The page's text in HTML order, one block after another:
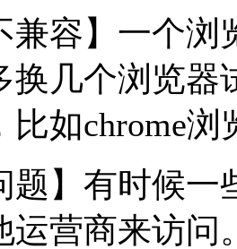
兼容】一个
换几个浏览器
比如chrome
题】有时候
运营商来访问